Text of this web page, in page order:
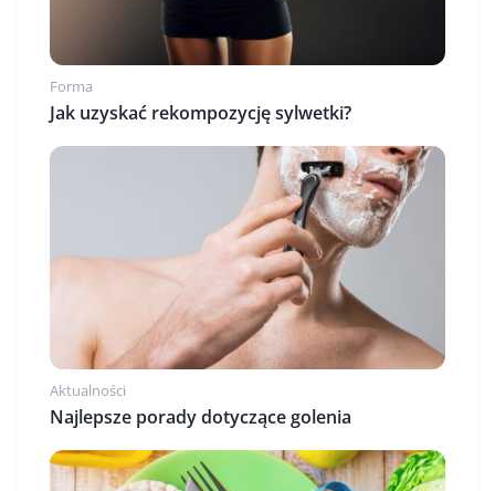
Forma
Jak uzyskać rekompozycję sylwetki?
Aktualności
Najlepsze porady dotyczące golenia